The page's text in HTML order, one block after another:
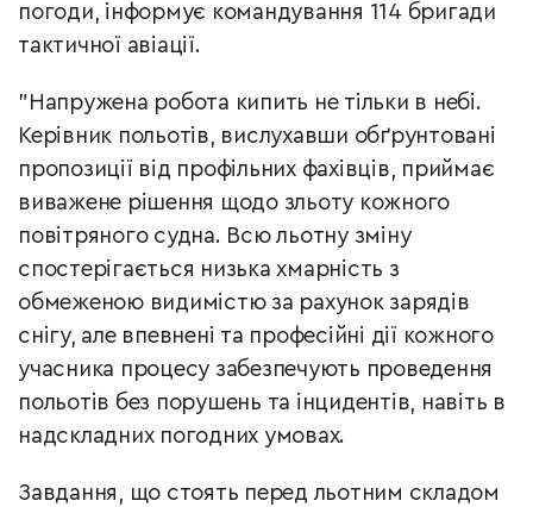
погоди, інформує командування 114 бригади
тактичної авіації.
"Напружена робота кипить не тільки в небі.
Керівник польотів, вислухавши обґрунтовані
пропозиції від профільних фахівців, приймає
виважене рішення щодо зльоту кожного
повітряного судна. Всю льотну зміну
спостерігається низька хмарність з
обмеженою видимістю за рахунок зарядів
снігу, але впевнені та професійні дії кожного
учасника процесу забезпечують проведення
польотів без порушень та інцидентів, навіть в
надскладних погодних умовах.
Завдання, що стоять перед льотним складом